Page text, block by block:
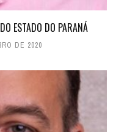
ESTADO DO PARANÁ
DE 2020